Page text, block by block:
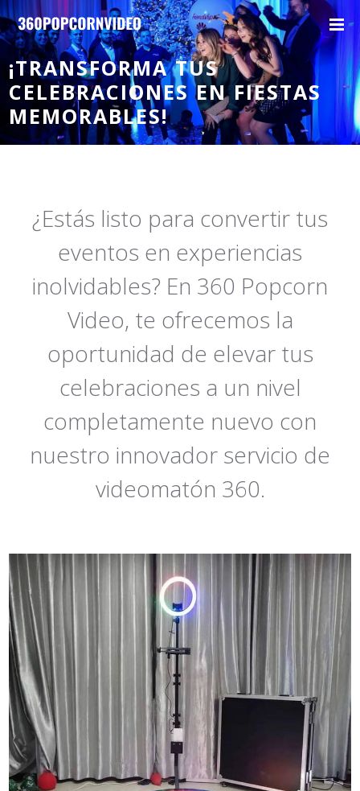
¡TRANSFORMA TUS
CELEBRACIONES EN FIESTAS
MEMORABLES!
¿Estás listo para convertir tus
eventos en experiencias
inolvidables? En 360 Popcorn
Video, te ofrecemos la
oportunidad de elevar tus
celebraciones a un nivel
completamente nuevo con
nuestro innovador servicio de
videomatón 360.